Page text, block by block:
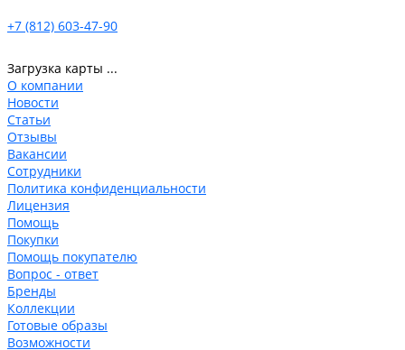
+7 (812) 603-47-90
Загрузка карты ...
О компании
Новости
Статьи
Отзывы
Вакансии
Сотрудники
Политика конфиденциальности
Лицензия
Помощь
Покупки
Помощь покупателю
Вопрос - ответ
Бренды
Коллекции
Готовые образы
Возможности